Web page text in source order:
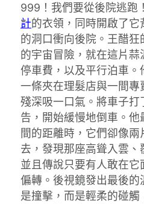
999！我們要從後院逃跑
計的衣領，同時開啟了
的洞口衝向後院。王醋
的宇宙冒險，就在這片
停車費，以及平行泊車
一條夾在理髮店與一間
殘深吸一口氣。將車子
告，開始緩慢地倒車。
間的距離時，它們卻像
去，發現那座高聳入雲
並且傳說只要有人敢在
偏轉。後視鏡發出最後
是撞擊，而是輕柔的碰